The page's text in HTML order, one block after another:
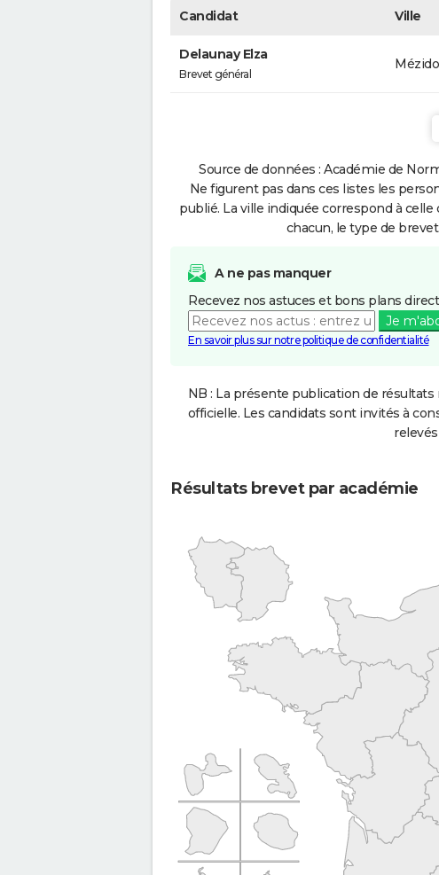
Candidat Ville
Delaunay Elza
Brevet général
Source de données : Académie de
Ne figurent pas dans ces listes les
publié. La ville indiquée correspond à
chacun, le type de
A ne pas manquer
Recevez nos astuces et bons plans
Je
En savoir plus sur notre politique de confidentialité
NB : La présente publication de
officielle. Les candidats sont invités à
Résultats brevet par académie